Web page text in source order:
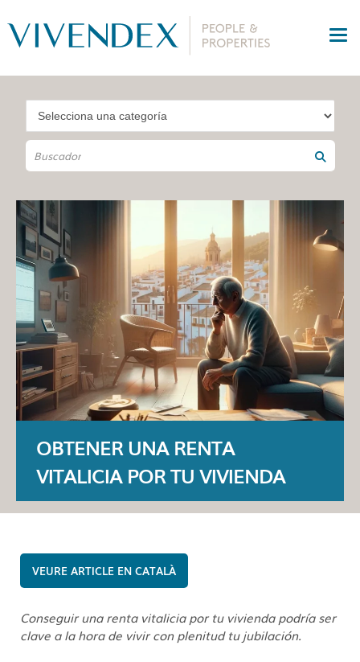
OBTENER UNA RENTA
VITALICIA POR TU VIVIENDA
CATALÀ
Conseguir una renta vitalicia por tu vivienda podría ser
clave a la hora de vivir con plenitud tu jubilación.